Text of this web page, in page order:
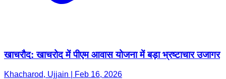
खाचरौद: खाचरोद में पीएम आवास योजना में बड़ा भ्रष्टाचार उजागर
Khacharod, Ujjain | Feb 16, 2026